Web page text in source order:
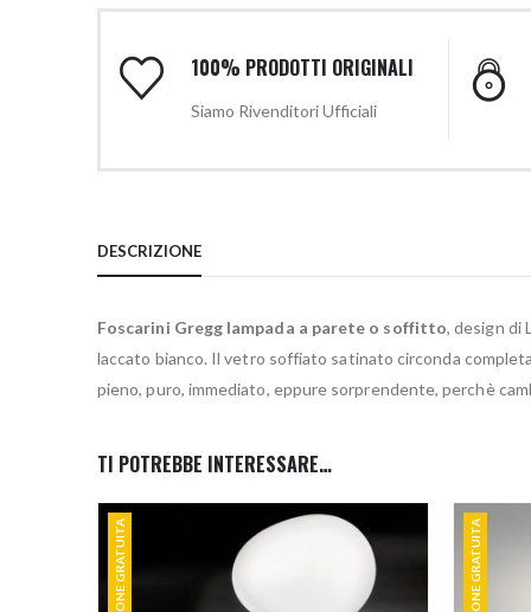
100% PRODOTTI ORIGINALI
Siamo Rivenditori Ufficiali
DESCRIZIONE
Foscarini Gregg lampada a parete o soffitto, design di
laccato bianco. Il vetro soffiato satinato circonda
pieno, puro, immediato, eppure sorprendente, perchè
TI POTREBBE INTERESSARE…